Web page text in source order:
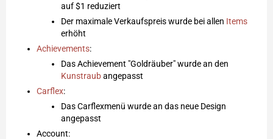
auf $1 reduziert
Der maximale Verkaufspreis wurde bei allen Items
erhöht
Achievements:
Das Achievement "Goldräuber" wurde an den
Kunstraubangepasst
Carflex:
Das Carflexmenü wurde an das neue Design
angepasst
Account: